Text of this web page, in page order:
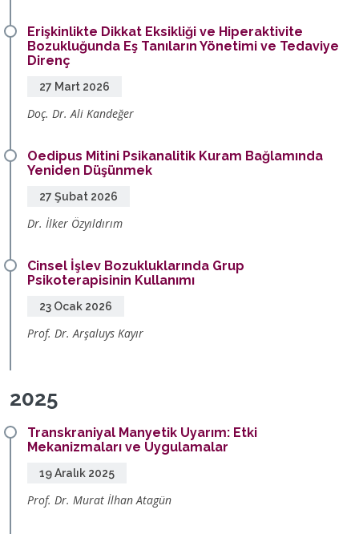
Erişkinlikte Dikkat Eksikliği ve Hiperaktivite
Bozukluğunda Eş Tanıların Yönetimi ve Tedaviye
Direnç
27 Mart 2026
Doç. Dr. Ali Kandeğer
Oedipus Mitini Psikanalitik Kuram Bağlamında
Yeniden Düşünmek
27 Şubat 2026
Dr. İlker Özyıldırım
Cinsel İşlev Bozukluklarında Grup
Psikoterapisinin Kullanımı
23 Ocak 2026
Prof. Dr. Arşaluys Kayır
2025
Transkraniyal Manyetik Uyarım: Etki
Mekanizmaları ve Uygulamalar
19 Aralık 2025
Prof. Dr. Murat İlhan Atagün